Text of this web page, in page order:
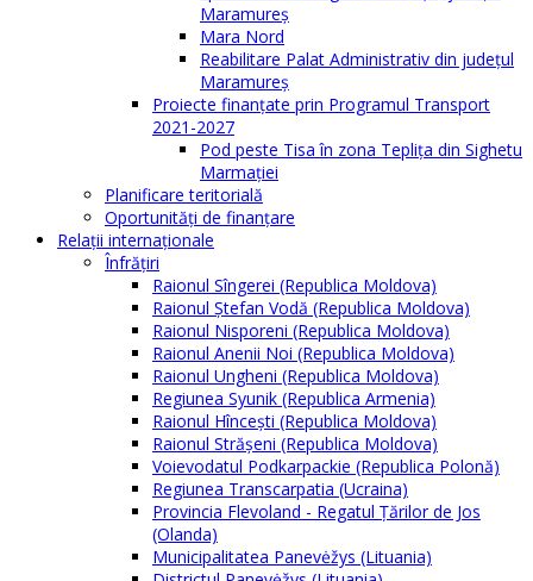
Maramureș
Mara Nord
Reabilitare Palat Administrativ din județul
Maramureș
Proiecte finanțate prin Programul Transport
2021-2027
Pod peste Tisa în zona Teplița din Sighetu
Marmației
Planificare teritorială
Oportunităţi de finanţare
Relaţii internaţionale
Înfrăţiri
Raionul Sîngerei (Republica Moldova)
Raionul Ștefan Vodă (Republica Moldova)
Raionul Nisporeni (Republica Moldova)
Raionul Anenii Noi (Republica Moldova)
Raionul Ungheni (Republica Moldova)
Regiunea Syunik (Republica Armenia)
Raionul Hîncești (Republica Moldova)
Raionul Străşeni (Republica Moldova)
Voievodatul Podkarpackie (Republica Polonă)
Regiunea Transcarpatia (Ucraina)
Provincia Flevoland - Regatul Ţărilor de Jos
(Olanda)
Municipalitatea Panevėžys (Lituania)